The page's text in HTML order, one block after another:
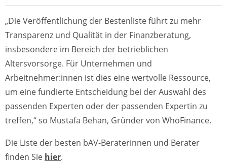
„Die Veröffentlichung der Bestenliste führt zu mehr
Transparenz und Qualität in der Finanzberatung,
insbesondere im Bereich der betrieblichen
Altersvorsorge. Für Unternehmen und
Arbeitnehmer:innen ist dies eine wertvolle Ressource,
um eine fundierte Entscheidung bei der Auswahl des
passenden Experten oder der passenden Expertin zu
treffen,“ so Mustafa Behan, Gründer von WhoFinance.
Die Liste der besten bAV-Beraterinnen und Berater
finden Sie hier.